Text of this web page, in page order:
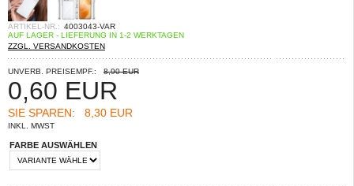
ARTIKEL-NR.: 4003043-VAR
AUF LAGER - LIEFERUNG IN 1-2 WERKTAGEN
ZZGL. VERSANDKOSTEN
UNVERB. PREISEMPF.: 8,90 EUR
0,60 EUR
SIE SPAREN: 8,30 EUR
INKL. MWST
FARBE AUSWÄHLEN